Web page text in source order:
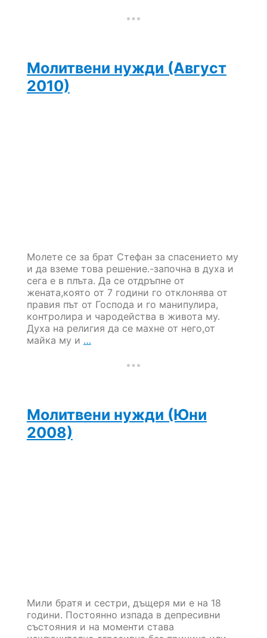
Молитвени нужди (Август
2010)
Молете се за брат Стефан за спасението му
и да вземе това решение.-започна в духа и
сега е в плъта. Да се отдръпне от
жената,която от 7 години го отклонява от
правия път от Господа и го манипулира,
контролира и чародейства в живота му.
Духа на религия да се махне от него,от
майка му и …
Молитвени нужди (Юни
2008)
Мили братя и сестри, дъщеря ми е на 18
години. Постоянно изпада в депресивни
състояния и на моменти става